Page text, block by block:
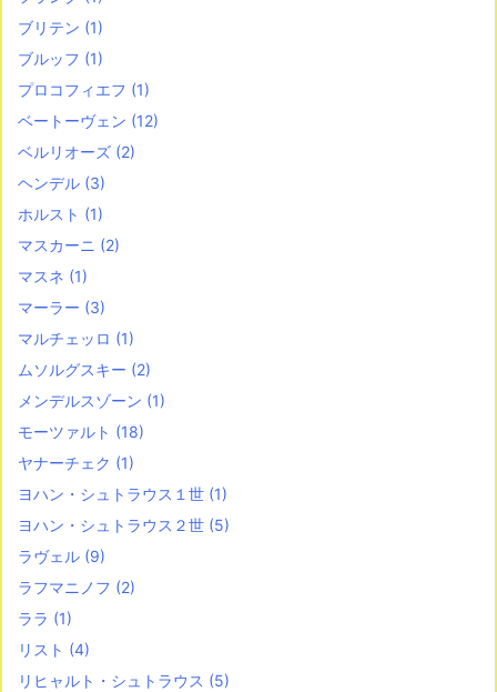
ブリテン (1)
ブルッフ (1)
プロコフィエフ (1)
ベートーヴェン (12)
ベルリオーズ (2)
ヘンデル (3)
ホルスト (1)
マスカーニ (2)
マスネ (1)
マーラー (3)
マルチェッロ (1)
ムソルグスキー (2)
メンデルスゾーン (1)
モーツァルト (18)
ヤナーチェク (1)
ヨハン・シュトラウス１世 (1)
ヨハン・シュトラウス２世 (5)
ラヴェル (9)
ラフマニノフ (2)
ララ (1)
リスト (4)
リヒャルト・シュトラウス (5)